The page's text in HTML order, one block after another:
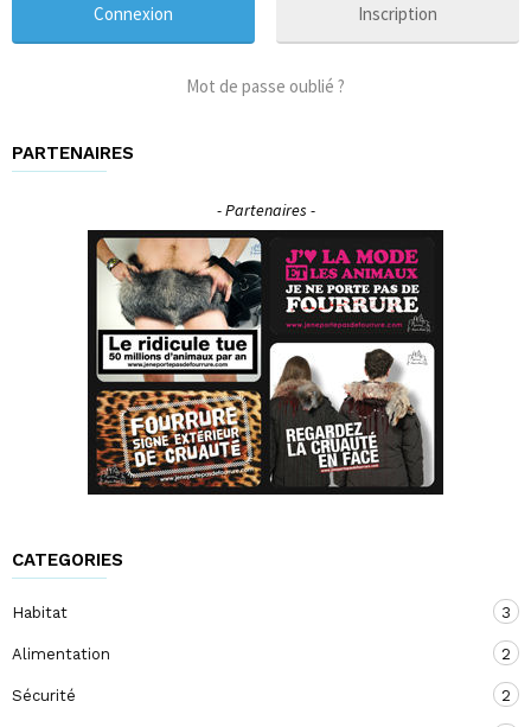
Inscription
Mot de passe oublié ?
PARTENAIRES
- Partenaires -
CATEGORIES
Habitat 3
Alimentation 2
Sécurité 2